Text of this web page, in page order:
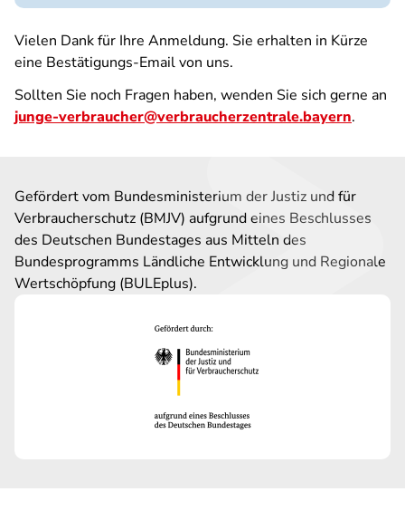
Vielen Dank für Ihre Anmeldung. Sie erhalten in Kürze
eine Bestätigungs-Email von uns.
Sollten Sie noch Fragen haben, wenden Sie sich gerne an
junge-verbraucher@verbraucherzentrale.bayern.
Gefördert vom Bundesministerium der Justiz und für
Verbraucherschutz (BMJV) aufgrund eines Beschlusses
des Deutschen Bundestages aus Mitteln des
Bundesprogramms Ländliche Entwicklung und Regionale
Wertschöpfung (BULEplus).